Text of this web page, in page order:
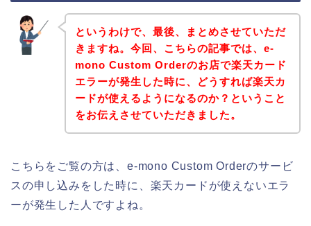
というわけで、最後、まとめさせていただ
きますね。今回、こちらの記事では、e-
mono Custom Orderのお店で楽天カード
エラーが発生した時に、どうすれば楽天カ
ードが使えるようになるのか？ということ
をお伝えさせていただきました。
こちらをご覧の方は、e-mono Custom Orderのサービ
スの申し込みをした時に、楽天カードが使えないエラ
ーが発生した人ですよね。